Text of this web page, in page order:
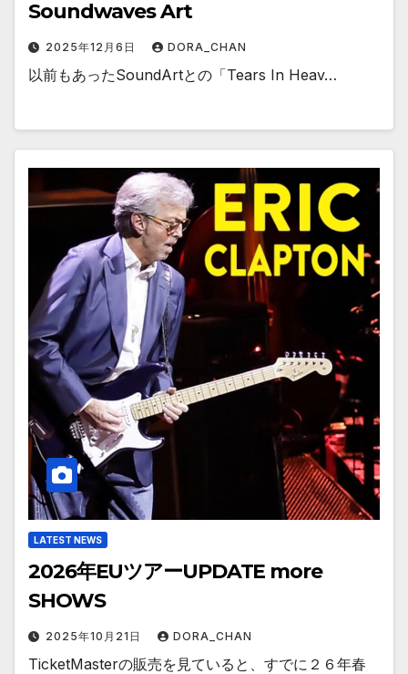
Soundwaves Art
2025年12月6日 DORA_CHAN
以前もあったSoundArtとの「Tears In Heav…
LATEST NEWS
2026年EUツアーUPDATE more
SHOWS
2025年10月21日 DORA_CHAN
TicketMasterの販売を見ていると、すでに２６年春